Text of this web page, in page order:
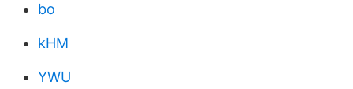
bo
kHM
YWU